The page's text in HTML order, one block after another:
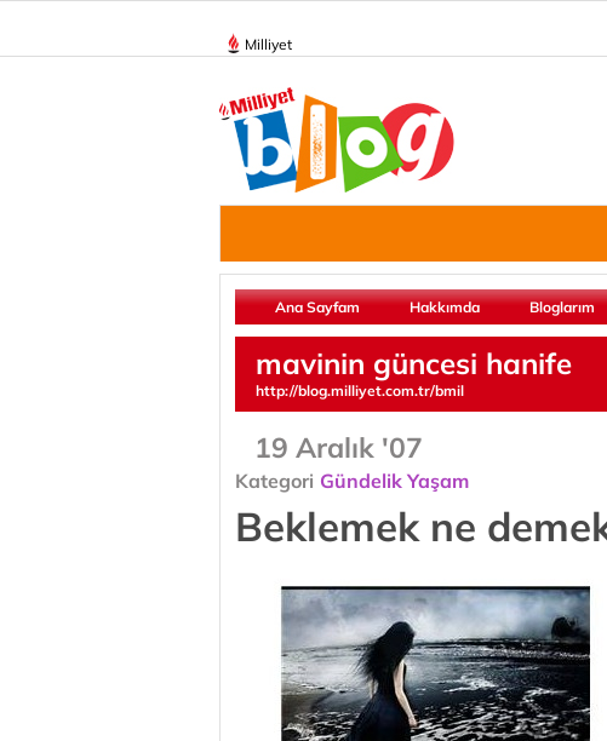
Milliyet
Ana Sayfam Hakkımda Bloglarım
mavinin güncesi hanife
http://blog.milliyet.com.tr/bmil
19 Aralık '07
Kategori Gündelik Yaşam
Beklemek ne